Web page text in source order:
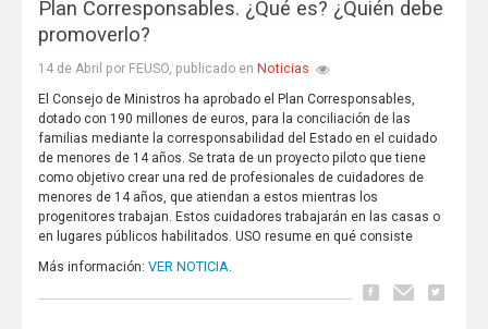
Plan Corresponsables. ¿Qué es? ¿Quién debe
promoverlo?
14 de Abril por FEUSO, publicado en Noticias
El Consejo de Ministros ha aprobado el Plan Corresponsables,
dotado con 190 millones de euros, para la conciliación de las
familias mediante la corresponsabilidad del Estado en el cuidado
de menores de 14 años. Se trata de un proyecto piloto que tiene
como objetivo crear una red de profesionales de cuidadores de
menores de 14 años, que atiendan a estos mientras los
progenitores trabajan. Estos cuidadores trabajarán en las casas o
en lugares públicos habilitados. USO resume en qué consiste
Más información: VER NOTICIA